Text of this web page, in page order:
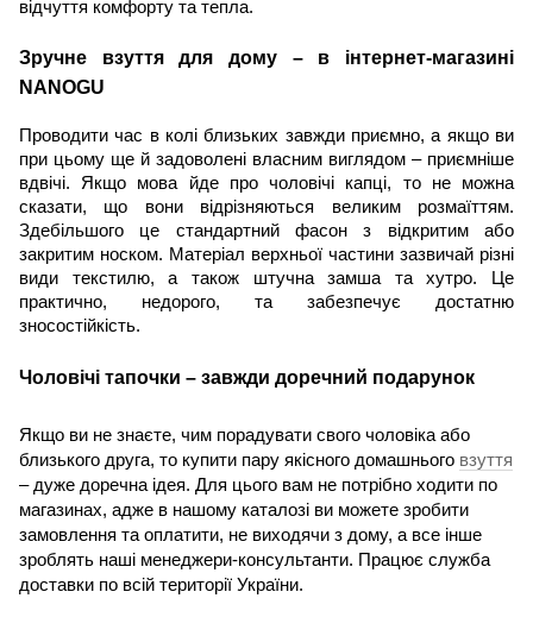
відчуття комфорту та тепла.
Зручне взуття для дому – в інтернет-магазині
NANOGU
Проводити час в колі близьких завжди приємно, а якщо ви
при цьому ще й задоволені власним виглядом – приємніше
вдвічі. Якщо мова йде про чоловічі капці, то не можна
сказати, що вони відрізняються великим розмаїттям.
Здебільшого це стандартний фасон з відкритим або
закритим носком. Матеріал верхньої частини зазвичай різні
види текстилю, а також штучна замша та хутро. Це
практично, недорого, та забезпечує достатню
зносостійкість.
Чоловічі тапочки – завжди доречний подарунок
Якщо ви не знаєте, чим порадувати свого чоловіка або
близького друга, то купити пару якісного домашнього взуття
– дуже доречна ідея. Для цього вам не потрібно ходити по
магазинах, адже в нашому каталозі ви можете зробити
замовлення та оплатити, не виходячи з дому, а все інше
зроблять наші менеджери-консультанти. Працює служба
доставки по всій території України.